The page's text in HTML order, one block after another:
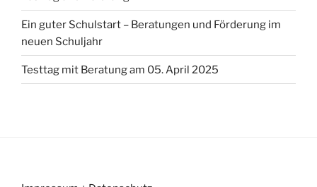
Ein guter Schulstart – Beratungen und Förderung im
neuen Schuljahr
Testtag mit Beratung am 05. April 2025